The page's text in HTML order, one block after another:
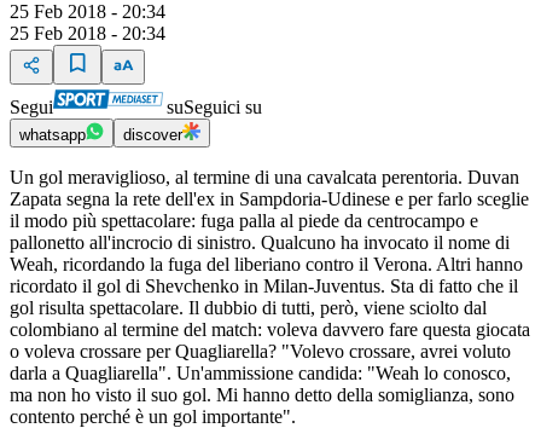
25 Feb 2018 - 20:34
25 Feb 2018 - 20:34
Segui suSeguici su
whatsapp discover
Un gol meraviglioso, al termine di una cavalcata perentoria. Duvan
Zapata segna la rete dell'ex in Sampdoria-Udinese e per farlo sceglie
il modo più spettacolare: fuga palla al piede da centrocampo e
pallonetto all'incrocio di sinistro. Qualcuno ha invocato il nome di
Weah, ricordando la fuga del liberiano contro il Verona. Altri hanno
ricordato il gol di Shevchenko in Milan-Juventus. Sta di fatto che il
gol risulta spettacolare. Il dubbio di tutti, però, viene sciolto dal
colombiano al termine del match: voleva davvero fare questa giocata
o voleva crossare per Quagliarella? "Volevo crossare, avrei voluto
darla a Quagliarella". Un'ammissione candida: "Weah lo conosco,
ma non ho visto il suo gol. Mi hanno detto della somiglianza, sono
contento perché è un gol importante".